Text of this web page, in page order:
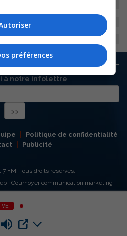
à notre infolettre
Politique de confidentialité
Publicité
FM. Tous droits réservés.
: Cournoyer communication marketing
préférences